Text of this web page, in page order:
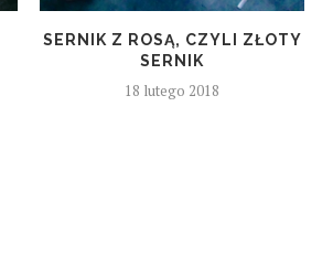
SERNIK Z ROSĄ, CZYLI ZŁOTY
SERNIK
18 lutego 2018